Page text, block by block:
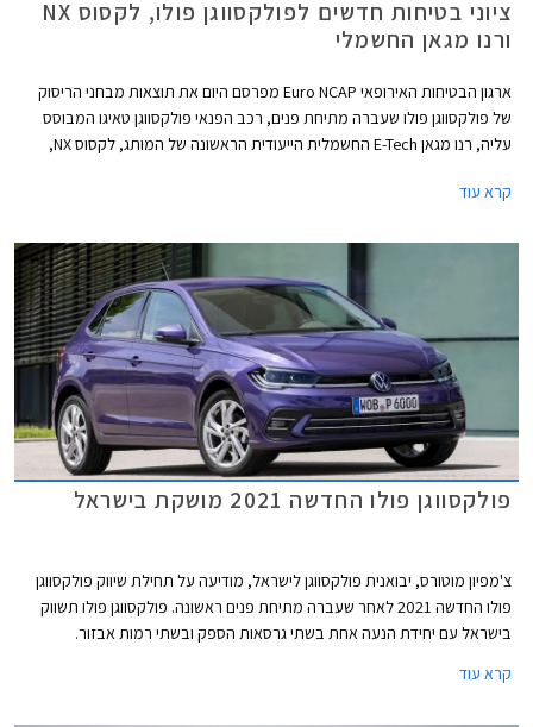
ציוני בטיחות חדשים לפולקסווגן פולו, לקסוס NX
ורנו מגאן החשמלי
ארגון הבטיחות האירופאי Euro NCAP מפרסם היום את תוצאות מבחני הריסוק
של פולקסווגן פולו שעברה מתיחת פנים, רכב הפנאי פולקסווגן טאיגו המבוסס
עליה, רנו מגאן E-Tech החשמלית הייעודית הראשונה של המותג, לקסוס NX,
קרא עוד
פולקסווגן פולו החדשה 2021 מושקת בישראל
צ'מפיון מוטורס, יבואנית פולקסווגן לישראל, מודיעה על תחילת שיווק פולקסווגן
פולו החדשה 2021 לאחר שעברה מתיחת פנים ראשונה. פולקסווגן פולו תשווק
בישראל עם יחידת הנעה אחת בשתי גרסאות הספק ובשתי רמות אבזור.
קרא עוד